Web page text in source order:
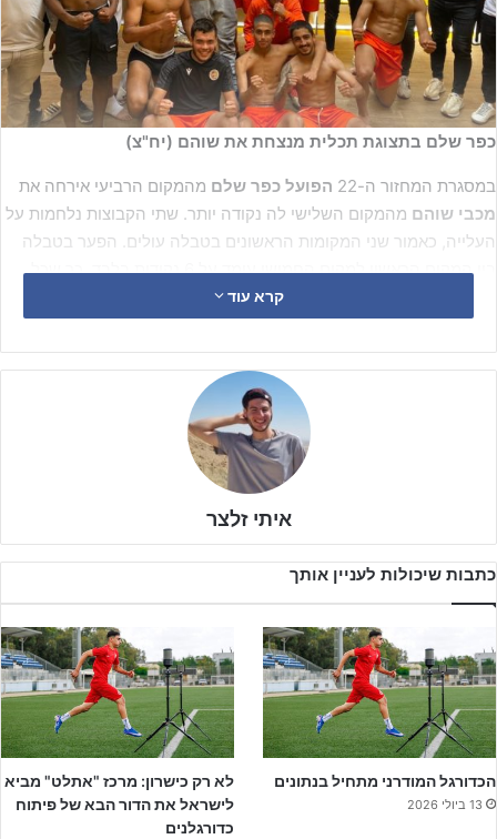
כפר שלם בתצוגת תכלית מנצחת את שוהם (יח"צ)
במסגרת המחזור ה-22 הפועל כפר שלם מהמקום הרביעי אירחה את
מכבי שוהם מהמקום השלישי לה נקודה יותר. שתי הקבוצות נלחמות על
העלייה, כאמור שני המקומות הראשונים בטבלה עולים. הפער בטבלה
בין המקום הראשון למקום החמישי עומד על 6 נקודות בלבד, כך שכל
משחק יכול לשנות את המיקומים.
כפר שלם הגיעה למשחק בכושר נהדר וחמישה ניצחונות ליגה רצופים.
שוהם מצידה סיימה ב4 תוצאות תיקו בחמשת משחקי הליגה האחרונים,
קרא עוד
איתי זלצר
כתבות שיכולות לעניין אותך
הכדורגל המודרני מתחיל בנתונים
13 ביולי 2026
לא רק כישרון: מרכז "אתלט" מביא
לישראל את הדור הבא של פיתוח
כדורגלנים